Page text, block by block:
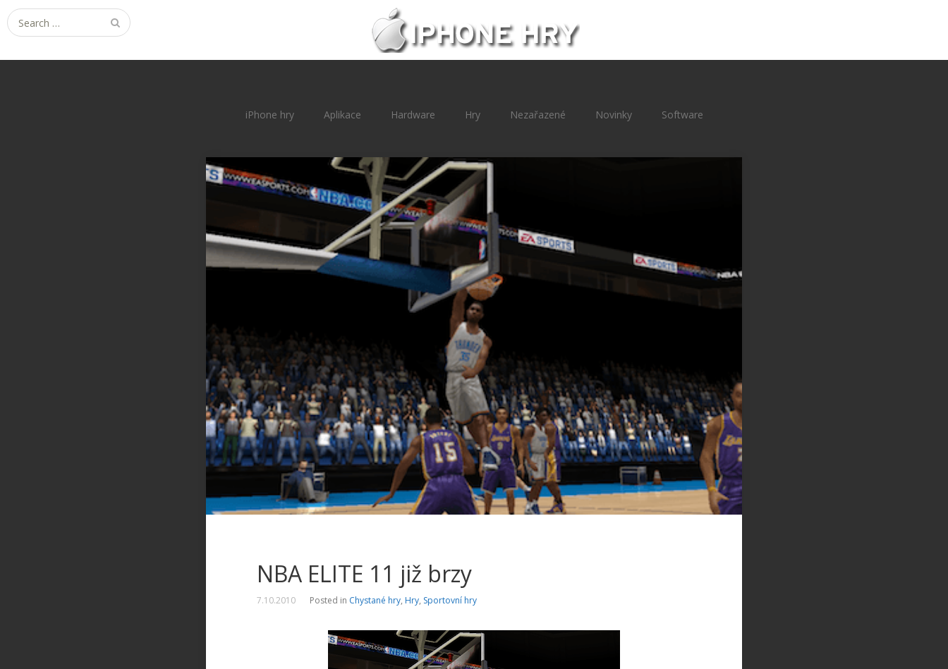
Search
for:
iPhone hry Aplikace Hardware Hry Nezařazené Novinky Software
NBA ELITE 11 již brzy
7.10.2010 Posted in Chystané hry, Hry, Sportovní hry